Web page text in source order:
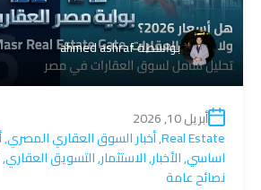
بواسطةahmed ashraf
أبريل 10, 2026
Real Estate
,أخبار السوق العقاري المصري,
اساسي,الأخبار,الاستثمار,التسويق العقاري,
نصائح عامة